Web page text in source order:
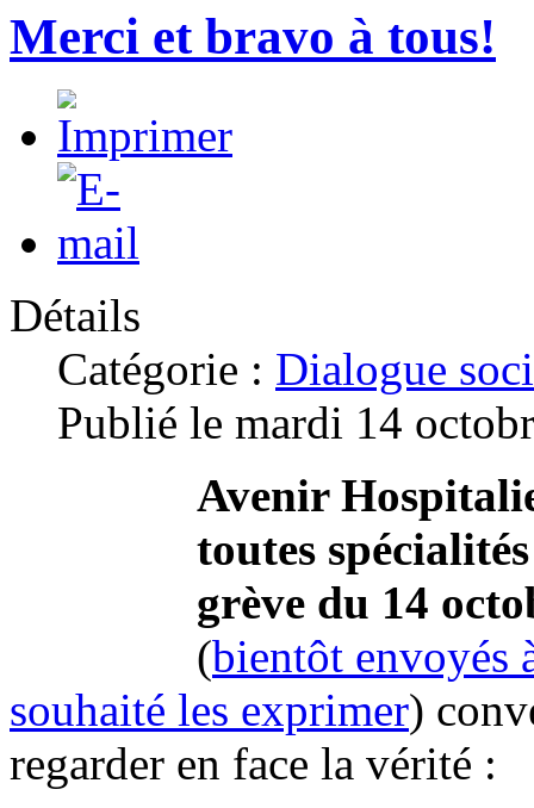
Merci et bravo à tous!
Détails
Catégorie : Dialogue
Publié le mardi 14
Avenir
toutes
grève du 14
(bientôt envoyés
souhaité les exprimer)
regarder en face la vérité :